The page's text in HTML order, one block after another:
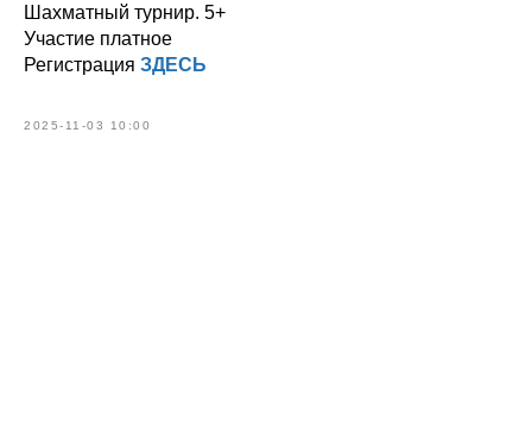
Шахматный турнир. 5+
Участие платное
Регистрация ЗДЕСЬ
2025-11-03 10:00